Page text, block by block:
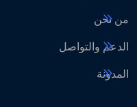
من نحن
الدعم والتواصل
المدونة